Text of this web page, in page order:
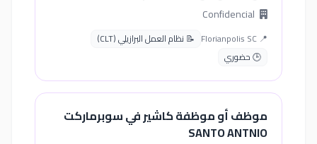
📍 Florianpolis SC
📝 نظام العمل البرازيلي (CLT)
🕒 حضوري
موظف أو موظفة كاشير في سوبرماركت
SANTO ANTNIO